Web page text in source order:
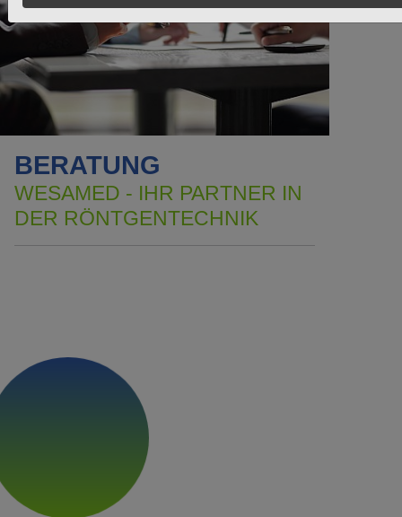
BERATUNG
WESAMED - IHR PARTNER IN
DER RÖNTGENTECHNIK